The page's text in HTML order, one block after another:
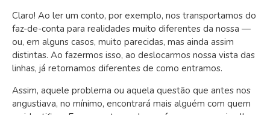
Claro! Ao ler um conto, por exemplo, nos transportamos do
faz-de-conta para realidades muito diferentes da nossa —
ou, em alguns casos, muito parecidas, mas ainda assim
distintas. Ao fazermos isso, ao deslocarmos nossa vista das
linhas, já retornamos diferentes de como entramos.
Assim, aquele problema ou aquela questão que antes nos
angustiava, no mínimo, encontrará mais alguém com quem